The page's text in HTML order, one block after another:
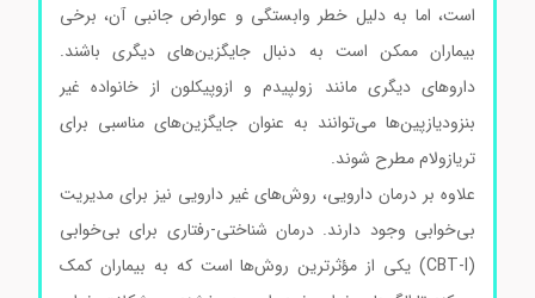
است، اما به دلیل خطر وابستگی و عوارض جانبی آن، برخی
بیماران ممکن است به دنبال جایگزین‌های دیگری باشند.
داروهای دیگری مانند زولپیدم و ازوپیکلون از خانواده غیر
بنزودیازپین‌ها می‌توانند به عنوان جایگزین‌های مناسبی برای
تریازولام مطرح شوند.
علاوه بر درمان دارویی، روش‌های غیر دارویی نیز برای مدیریت
بی‌خوابی وجود دارند. درمان شناختی-رفتاری برای بی‌خوابی
(CBT-I) یکی از مؤثرترین روش‌ها است که به بیماران کمک